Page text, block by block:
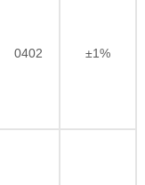
0402 ±1%